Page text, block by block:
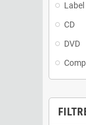
CD
DVD